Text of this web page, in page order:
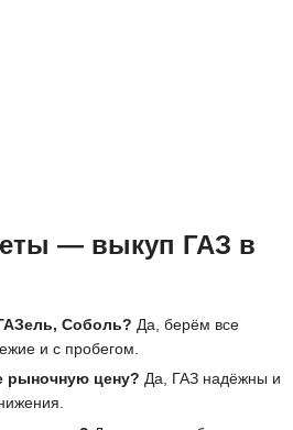
— выкуп ГАЗ в
Соболь? Да, берём все
и с пробегом.
рыночную цену? Да, ГАЗ надёжны и